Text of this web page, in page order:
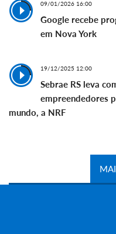
09/01/2026 16:00
Google recebe
em Nova York
19/12/2025 12:00
Sebrae RS leva
empreendedores
mundo, a NRF